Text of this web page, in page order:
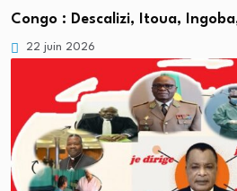
Congo : Descalizi, Itoua,
22 juin 2026